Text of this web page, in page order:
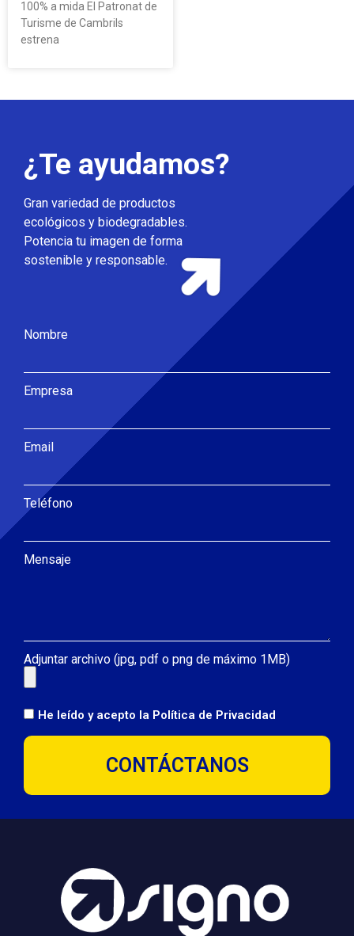
100% a mida El Patronat de
Turisme de Cambrils
estrena
¿Te ayudamos?
Gran variedad de productos
ecológicos y biodegradables.
Potencia tu imagen de forma
sostenible y responsable.
Nombre
Empresa
Email
Teléfono
Mensaje
Adjuntar archivo (jpg, pdf o png de máximo 1MB)
He leído y acepto la Política de Privacidad
CONTÁCTANOS